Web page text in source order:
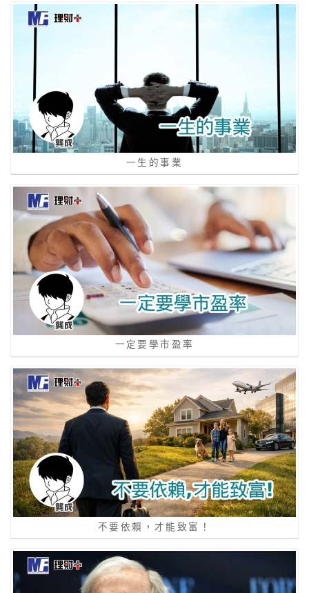
一生的事業
一定要學市盈率
不要依賴，才能致富！